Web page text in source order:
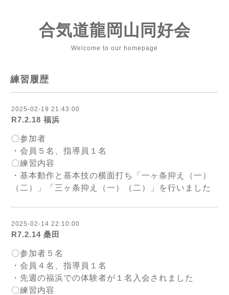
合気道龍岡山同好会
Welcome to our homepage
練習履歴
2025-02-19 21:43:00
R7.2.18 福浜
〇参加者
・会員５名、指導員１名
〇練習内容
・基本動作と基本技の横面打ち「一ヶ条抑え（一）
（二）」「三ヶ条抑え（一）（二）」を行いました
2025-02-14 22:10:00
R7.2.14 桑田
〇参加者５名
・会員４名、指導員１名
・先週の福浜での体験者が１名入会されました
〇練習内容